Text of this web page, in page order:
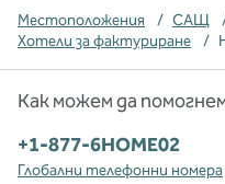
Местоположения / САЩ
Хотели за фактуриране
/
Как можем да
Телефон:
+1-877-6HOME02
Глобални телефонни номера